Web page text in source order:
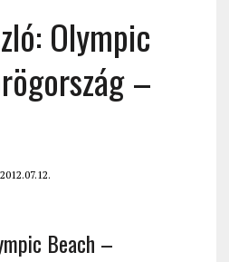
Olympic
–
2012.07.12.
Beach –